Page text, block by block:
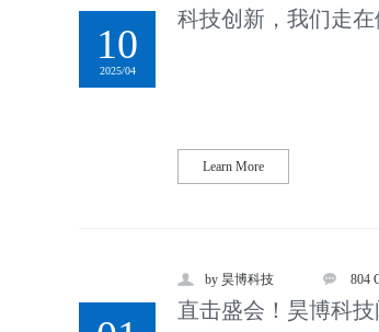
10
2025/04
科技创新，我们走
Learn More
by 昊博科技 804
直击盛会！昊博科